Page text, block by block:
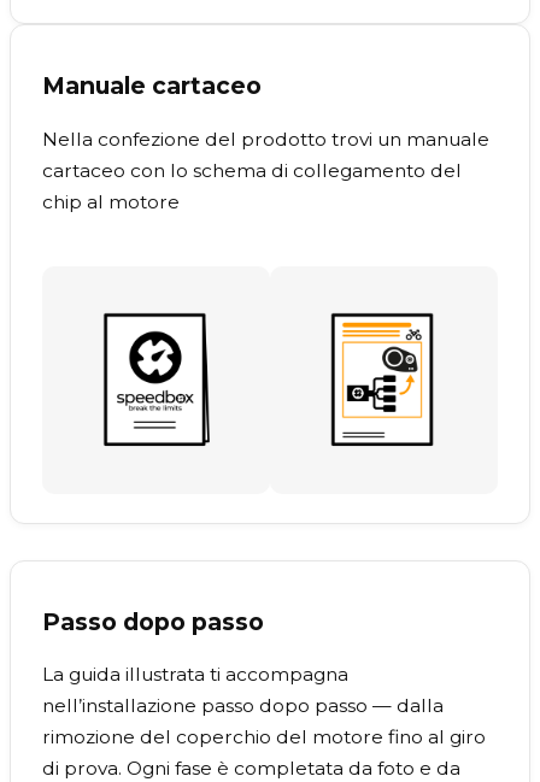
Manuale cartaceo
Nella confezione del prodotto trovi un manuale
cartaceo con lo schema di collegamento del
chip al motore
Passo dopo passo
La guida illustrata ti accompagna
nell’installazione passo dopo passo — dalla
rimozione del coperchio del motore fino al giro
di prova. Ogni fase è completata da foto e da